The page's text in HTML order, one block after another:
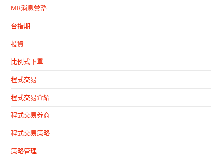
MR消息彙整
台指期
投資
比例式下單
程式交易
程式交易介紹
程式交易券商
程式交易策略
策略管理